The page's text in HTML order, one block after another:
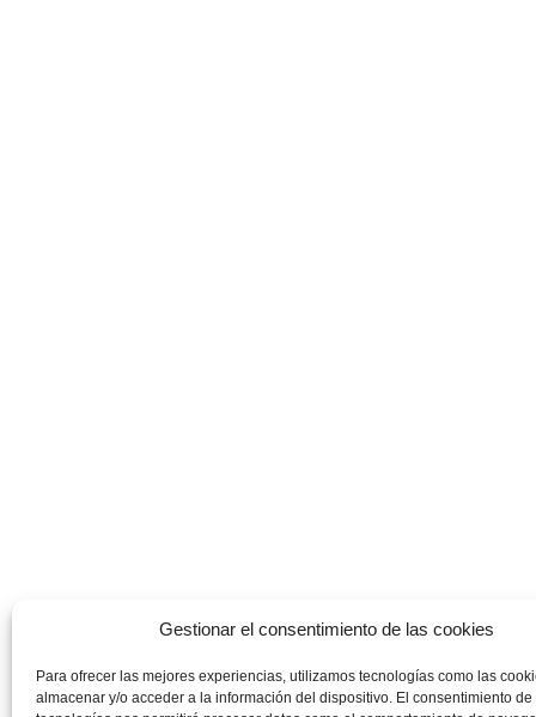
Gestionar el consentimiento de las cookies
Para ofrecer las mejores experiencias, utilizamos tecnologías como las
almacenar y/o acceder a la información del dispositivo. El consentimiento de